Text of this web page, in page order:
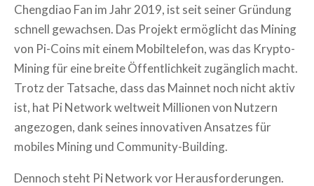
Chengdiao Fan im Jahr 2019, ist seit seiner Gründung
schnell gewachsen. Das Projekt ermöglicht das Mining
von Pi-Coins mit einem Mobiltelefon, was das Krypto-
Mining für eine breite Öffentlichkeit zugänglich macht.
Trotz der Tatsache, dass das Mainnet noch nicht aktiv
ist, hat Pi Network weltweit Millionen von Nutzern
angezogen, dank seines innovativen Ansatzes für
mobiles Mining und Community-Building.
Dennoch steht Pi Network vor Herausforderungen.